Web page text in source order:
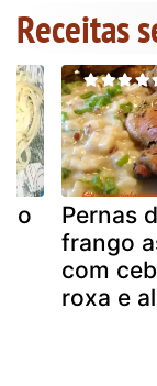
Receitas
Pernas
frango
com
roxa e